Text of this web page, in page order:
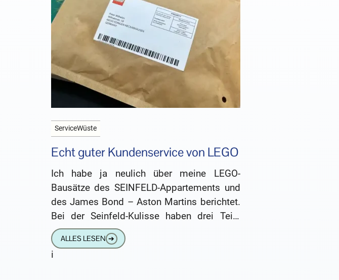
ServiceWüste
Echt guter Kundenservice von LEGO
Ich habe ja neulich über meine LEGO-
Bausätze des SEINFELD-Appartements und
des James Bond – Aston Martins berichtet.
Bei der Seinfeld-Kulisse haben drei Teile
gefehlt und ich bin auf die LEGO-Webseite
ALLES LESEN ➔
i